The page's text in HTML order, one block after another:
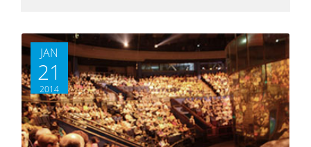
JAN
21
2014